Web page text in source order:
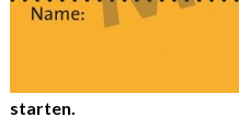
starten.